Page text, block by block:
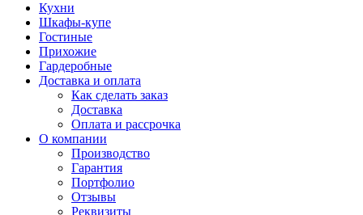
Кухни
Шкафы-купе
Гостиные
Прихожие
Гардеробные
Доставка и оплата
Как сделать заказ
Доставка
Оплата и рассрочка
О компании
Производство
Гарантия
Портфолио
Отзывы
Реквизиты